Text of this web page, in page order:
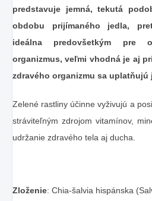
predstavuje jemná, tekutá
obdobu prijímaného jedla,
ideálna predovšetkým pre
organizmus, veľmi vhodná je aj
zdravého organizmu sa
Zelené rastliny účinne vyživujú a
stráviteľným zdrojom vitamínov,
udržanie zdravého tela aj ducha.
Zloženie: Chia-šalvia hispánska